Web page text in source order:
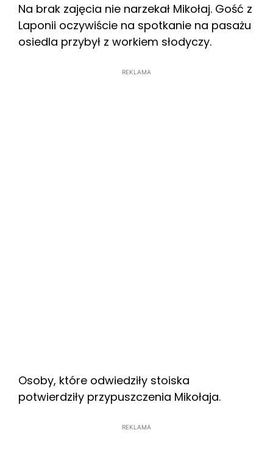
Na brak zajęcia nie narzekał Mikołaj. Gość z
Laponii oczywiście na spotkanie na pasażu
osiedla przybył z workiem słodyczy.
REKLAMA
Osoby, które odwiedziły stoiska
potwierdziły przypuszczenia Mikołaja.
REKLAMA